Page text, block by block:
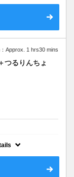
させカラーなどの
玉活性酸素を除去
に戻し、髪を艶々
Approx. 1 hrs30 mins
つるりんちょ
ストレートなどを
てもらう方に本来
円で使えちゃうク